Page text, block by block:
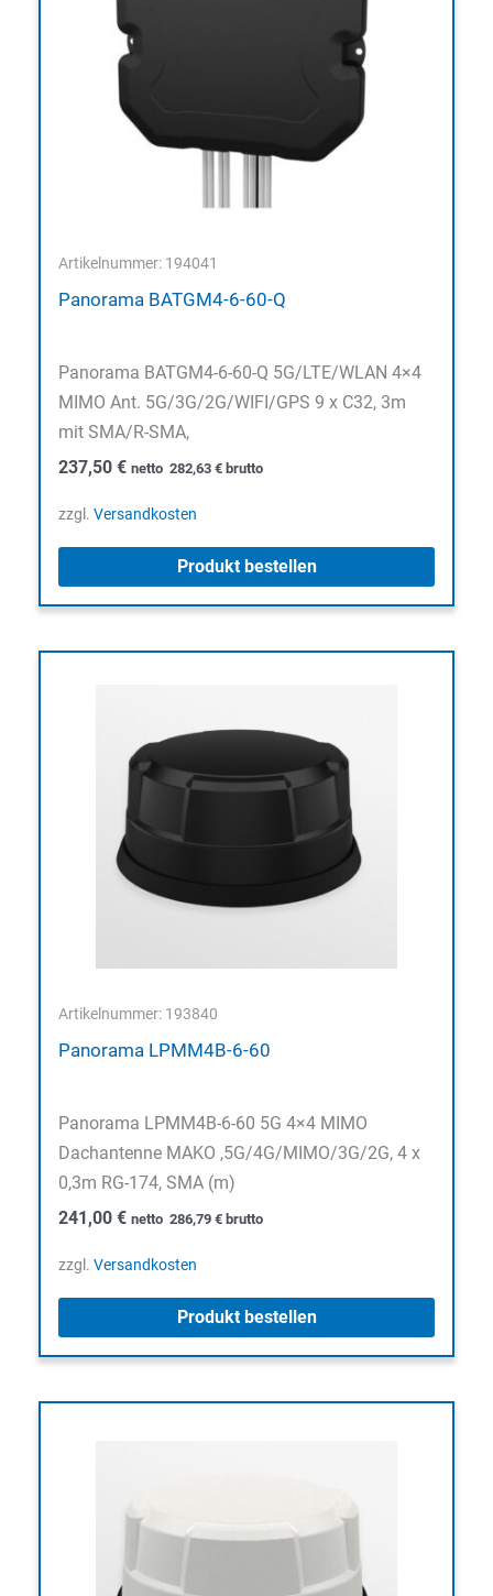
Artikelnummer: 194041
Panorama BATGM4-6-60-Q
Panorama BATGM4-6-60-Q 5G/LTE/WLAN 4×4
MIMO Ant. 5G/3G/2G/WIFI/GPS 9 x C32, 3m
mit SMA/R-SMA,
237,50 € netto 282,63 € brutto
zzgl. Versandkosten
Produkt bestellen
Artikelnummer: 193840
Panorama LPMM4B-6-60
Panorama LPMM4B-6-60 5G 4×4 MIMO
Dachantenne MAKO ,5G/4G/MIMO/3G/2G, 4 x
0,3m RG-174, SMA (m)
241,00 € netto 286,79 € brutto
zzgl. Versandkosten
Produkt bestellen